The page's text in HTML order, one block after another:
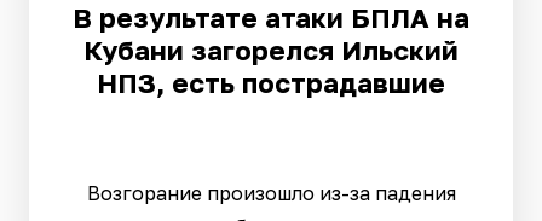
В результате атаки БПЛА на
Кубани загорелся Ильский
НПЗ, есть пострадавшие
Возгорание произошло из-за падения